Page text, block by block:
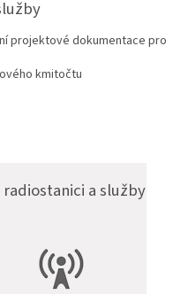
projektové dokumentace pro
kmitočtu
a služby